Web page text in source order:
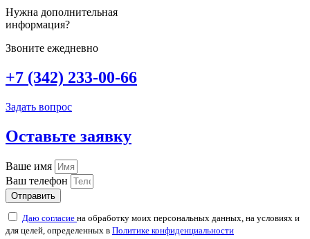
Нужна дополнительная
информация?
Звоните ежедневно
+7 (342) 233-00-66
Задать вопрос
Оставьте заявку
Ваше имя
Ваш телефон
Даю согласие на обработку моих персональных данных, на условиях и
для целей, определенных в Политике конфиденциальности
Отправить